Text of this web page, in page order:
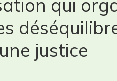
qui
justice